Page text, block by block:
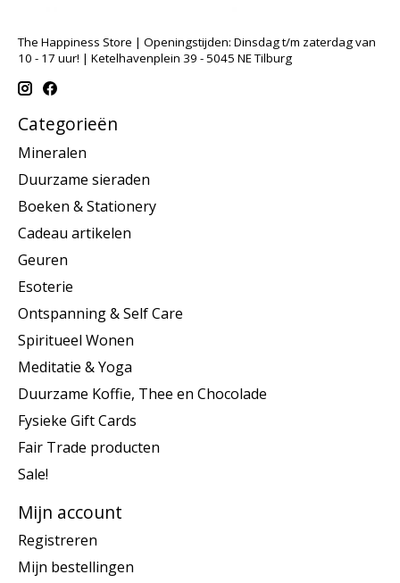
The Happiness Store | Openingstijden: Dinsdag t/m zaterdag van
10 - 17 uur! | Ketelhavenplein 39 - 5045 NE Tilburg
Categorieën
Mineralen
Duurzame sieraden
Boeken & Stationery
Cadeau artikelen
Geuren
Esoterie
Ontspanning & Self Care
Spiritueel Wonen
Meditatie & Yoga
Duurzame Koffie, Thee en Chocolade
Fysieke Gift Cards
Fair Trade producten
Sale!
Mijn account
Registreren
Mijn bestellingen